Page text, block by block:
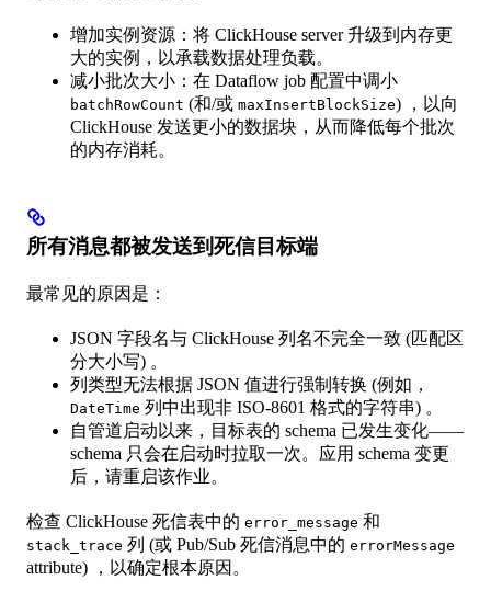
增加实例资源：将 ClickHouse server 升级到内存更
大的实例，以承载数据处理负载。
减小批次大小：在 Dataflow job 配置中调小
batchRowCount (和/或 maxInsertBlockSize) ，以向
ClickHouse 发送更小的数据块，从而降低每个批次
的内存消耗。
所有消息都被发送到死信目标端
最常见的原因是：
JSON 字段名与 ClickHouse 列名不完全一致 (匹配区
分大小写) 。
列类型无法根据 JSON 值进行强制转换 (例如，
DateTime 列中出现非 ISO-8601 格式的字符串) 。
自管道启动以来，目标表的 schema 已发生变化——
schema 只会在启动时拉取一次。应用 schema 变更
后，请重启该作业。
检查 ClickHouse 死信表中的 error_message 和
stack_trace 列 (或 Pub/Sub 死信消息中的 errorMessage
attribute) ，以确定根本原因。